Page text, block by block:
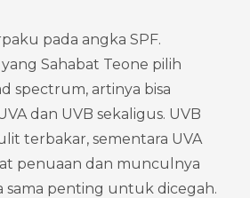
pada angka SPF.
Sahabat Teone pilih
spectrum, artinya bisa
dan UVB sekaligus. UVB
terbakar, sementara UVA
penuaan dan munculnya
sama penting untuk dicegah.